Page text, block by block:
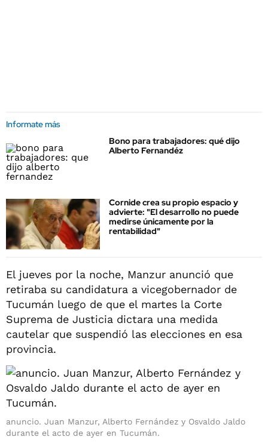
Informate más
Bono para trabajadores: qué dijo
Alberto Fernandéz
Cornide crea su propio espacio y
advierte: "El desarrollo no puede
medirse únicamente por la
rentabilidad"
El jueves por la noche, Manzur anunció que
retiraba su candidatura a vicegobernador de
Tucumán luego de que el martes la Corte
Suprema de Justicia dictara una medida
cautelar que suspendió las elecciones en esa
provincia.
anuncio. Juan Manzur, Alberto Fernández y Osvaldo Jaldo
durante el acto de ayer en Tucumán.